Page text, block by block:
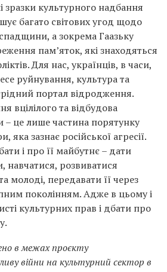
культурного надбання
багато світових угод щодо
а зокрема Гаазьку
пам’яток, які знаходяться
Для нас, українців, в часи,
руйнування, культура та
портал відродження.
вцілілого та відбудова
це лише частина порятунку
яка зазнає російської агресії.
і про її майбутнє – дати
навчатися, розвиватися
молоді, передавати її через
поколінням. Адже в цьому і
культурних прав і дбати про
в межах проєкту
війни на культурний сектор в